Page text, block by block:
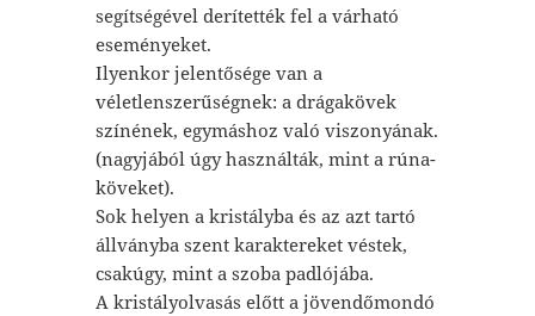
segítségével derítették fel a várható
eseményeket.
Ilyenkor jelentősége van a
véletlenszerűségnek: a drágakövek
színének, egymáshoz való viszonyának.
(nagyjából úgy használták, mint a rúna-
köveket).
Sok helyen a kristályba és az azt tartó
állványba szent karaktereket véstek,
csakúgy, mint a szoba padlójába.
A kristályolvasás előtt a jövendőmondó